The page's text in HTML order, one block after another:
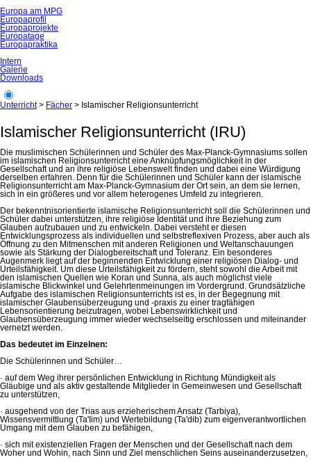
Europa am MPG
Europaprofil
Europaprojekte
Europatage
Europapraktika
Intern
Galerie
Downloads
Unterricht> Fächer > Islamischer Religionsunterricht
Islamischer Religionsunterricht (IRU)
Die muslimischen Schülerinnen und Schüler des Max-Planck-Gymnasiums sollen
im islamischen Religionsunterricht eine Anknüpfungsmöglichkeit in der
Gesellschaft und an ihre religiöse Lebenswelt finden und dabei eine Würdigung
derselben erfahren. Denn für die Schülerinnen und Schüler kann der islamische
Religionsunterricht am Max-Planck-Gymnasium der Ort sein, an dem sie lernen,
sich in ein größeres und vor allem heterogenes Umfeld zu integrieren.
Der bekenntnisorientierte islamische Religionsunterricht soll die Schülerinnen und
Schüler dabei unterstützen, ihre religiöse Identität und ihre Beziehung zum
Glauben aufzubauen und zu entwickeln. Dabei versteht er diesen
Entwicklungsprozess als individuellen und selbstreflexiven Prozess, aber auch als
Öffnung zu den Mitmenschen mit anderen Religionen und Weltanschauungen
sowie als Stärkung der Dialogbereitschaft und Toleranz. Ein besonderes
Augenmerk liegt auf der beginnenden Entwicklung einer religiösen Dialog- und
Urteilsfähigkeit. Um diese Urteilsfähigkeit zu fördern, steht sowohl die Arbeit mit
den islamischen Quellen wie Koran und Sunna, als auch möglichst viele
islamische Blickwinkel und Gelehrtenmeinungen im Vordergrund. Grundsätzliche
Aufgabe des islamischen Religionsunterrichts ist es, in der Begegnung mit
islamischer Glaubensüberzeugung und -praxis zu einer tragfähigen
Lebensorientierung beizutragen, wobei Lebenswirklichkeit und
Glaubensüberzeugung immer wieder wechselseitig erschlossen und miteinander
vernetzt werden.
Das bedeutet im Einzelnen:
Die Schülerinnen und Schüler…
· auf dem Weg ihrer persönlichen Entwicklung in Richtung Mündigkeit als
Gläubige und als aktiv gestaltende Mitglieder in Gemeinwesen und Gesellschaft
zu unterstützen,
· ausgehend von der Trias aus erzieherischem Ansatz (Tarbiya),
Wissensvermittlung (Ta'Iim) und Wertebildung (Ta'dib) zum eigenverantwortlichen
Umgang mit dem Glauben zu befähigen,
· sich mit existenziellen Fragen der Menschen und der Gesellschaft nach dem
Woher und Wohin, nach Sinn und Ziel menschlichen Seins auseinanderzusetzen,